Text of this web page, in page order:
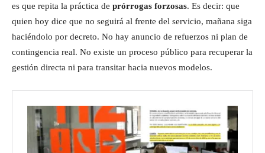
es que repita la práctica de prórrogas forzosas. Es decir: que
quien hoy dice que no seguirá al frente del servicio, mañana siga
haciéndolo por decreto. No hay anuncio de refuerzos ni plan de
contingencia real. No existe un proceso público para recuperar la
gestión directa ni para transitar hacia nuevos modelos.